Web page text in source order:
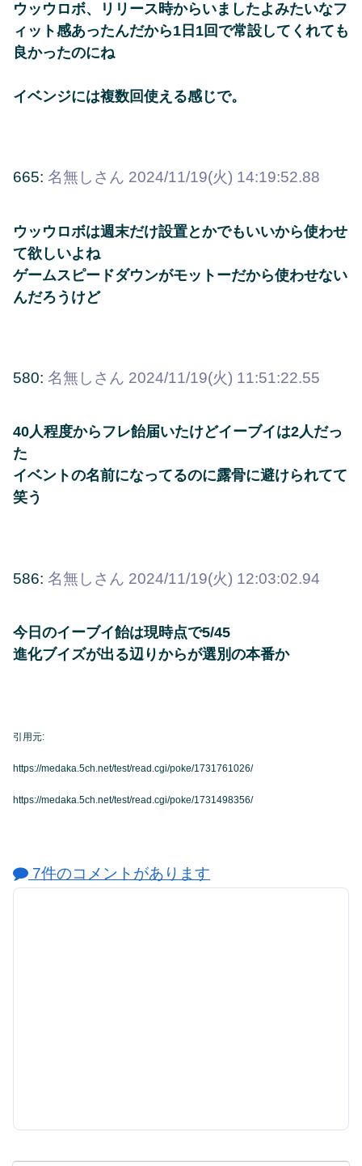
ウッウロボ、リリース時からいましたよみたいなフ
ィット感あったんだから1日1回で常設してくれても
良かったのにね
イベンジには複数回使える感じで。
665: 名無しさん 2024/11/19(火) 14:19:52.88
ウッウロボは週末だけ設置とかでもいいから使わせ
て欲しいよね
ゲームスピードダウンがモットーだから使わせない
んだろうけど
580: 名無しさん 2024/11/19(火) 11:51:22.55
40人程度からフレ飴届いたけどイーブイは2人だっ
た
イベントの名前になってるのに露骨に避けられてて
笑う
586: 名無しさん 2024/11/19(火) 12:03:02.94
今日のイーブイ飴は現時点で5/45
進化ブイズが出る辺りからが選別の本番か
引用元:
https://medaka.5ch.net/test/read.cgi/poke/1731761026/
https://medaka.5ch.net/test/read.cgi/poke/1731498356/
7件のコメントがあります